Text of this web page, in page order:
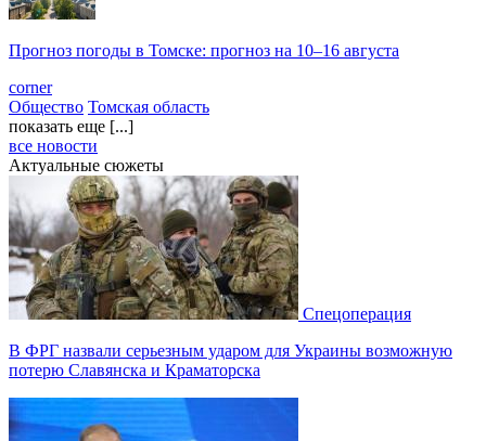
Прогноз погоды в Томске: прогноз на 10–16 августа
corner
Общество Томская область
показать еще [...]
все новости
Актуальные сюжеты
Спецоперация
В ФРГ назвали серьезным ударом для Украины возможную
потерю Славянска и Краматорска